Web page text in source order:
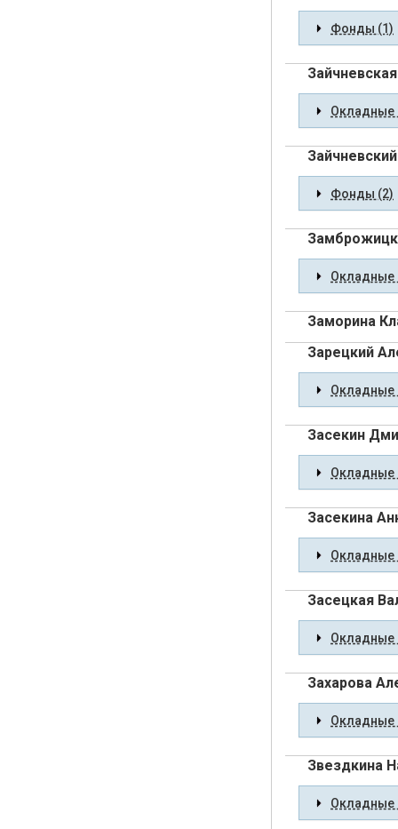
Фонды (1)
Окладные
Фонды (2)
Окладные
Заморина
Зарецкий
Окладные
Засекин
Окладные
Засекина
Окладные
Засецкая
Окладные
Захарова
Окладные
Звездкина
Окладные